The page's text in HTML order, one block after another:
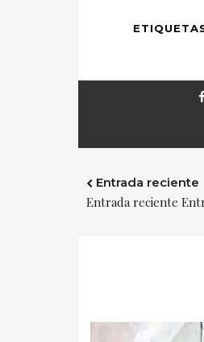
Entrada reciente
Entrada reciente